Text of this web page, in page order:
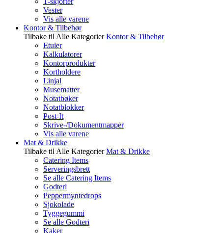
Vester
Vis alle varene
Kontor & Tilbehør
Tilbake til Alle Kategorier Kontor & Tilbehør
Etuier
Kalkulatorer
Kontorprodukter
Kortholdere
Linjal
Musematter
Notatbøker
Notatblokker
Post-It
Skrive-/Dokumentmapper
Vis alle varene
Mat & Drikke
Tilbake til Alle Kategorier Mat & Drikke
Catering Items
Serveringsbrett
Se alle Catering Items
Godteri
Peppermyntedrops
Sjokolade
Tyggegummi
Se alle Godteri
Kaker